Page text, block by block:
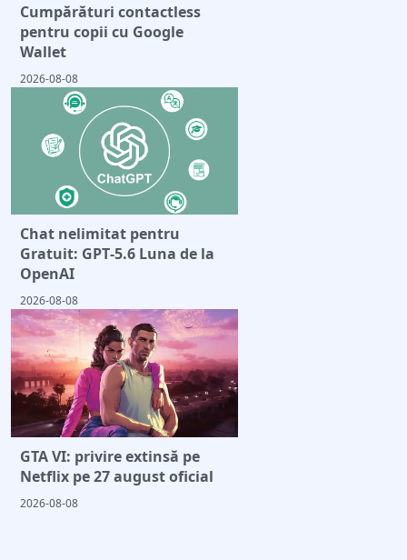
Cumpărături contactless
pentru copii cu Google
Wallet
2026-08-08
Chat nelimitat pentru
Gratuit: GPT‑5.6 Luna de la
OpenAI
2026-08-08
GTA VI: privire extinsă pe
Netflix pe 27 august oficial
2026-08-08